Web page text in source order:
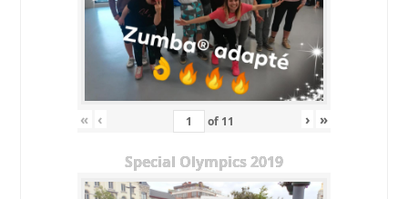
« ‹ of 11 › »
Special Olympics 2019